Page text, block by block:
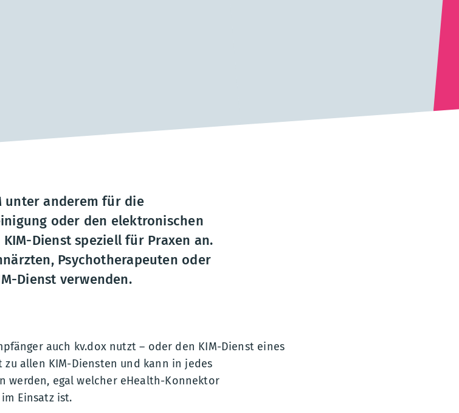
unter anderem für die
oder den elektronischen
Dienst speziell für Praxen an.
Psychotherapeuten oder
Dienst verwenden.
auch kv.dox nutzt – oder den KIM-Dienst eines
allen KIM-Diensten und kann in jedes
werden, egal welcher eHealth-Konnektor
Einsatz ist.